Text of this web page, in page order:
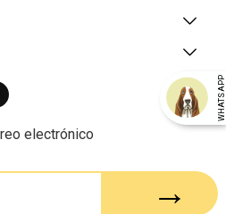
WHATSAPP